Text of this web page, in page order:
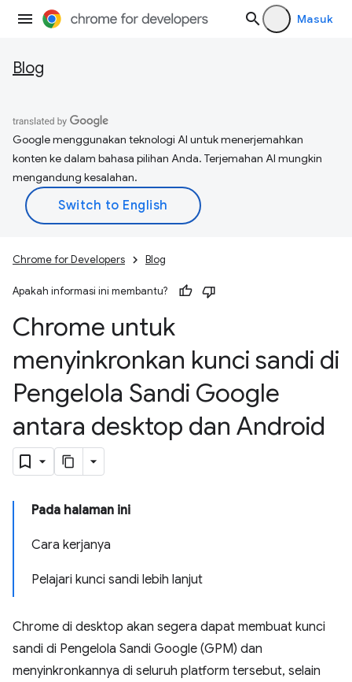
Masuk
Blog
Google menggunakan teknologi AI untuk menerjemahkan
konten ke dalam bahasa pilihan Anda. Terjemahan AI mungkin
mengandung kesalahan.
Chrome for Developers Blog
Apakah informasi ini membantu?
Chrome untuk
menyinkronkan kunci sandi di
Pengelola Sandi Google
antara desktop dan Android
Pada halaman ini
Cara kerjanya
Pelajari kunci sandi lebih lanjut
Chrome di desktop akan segera dapat membuat kunci
sandi di Pengelola Sandi Google (GPM) dan
menyinkronkannya di seluruh platform tersebut, selain